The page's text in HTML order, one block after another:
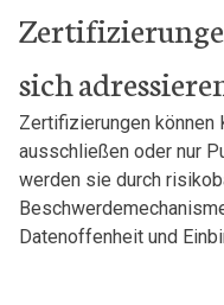
sich
Zertifizierungen können
ausschließen oder nur
werden sie durch
Datenoffenheit und